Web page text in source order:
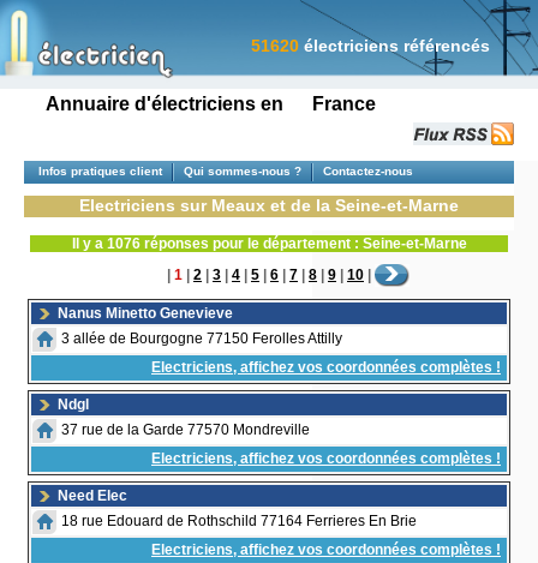
Annuaire d'électriciens en France
51620 électriciens référencés
Infos pratiques client Qui sommes-nous ? Contactez-nous
Electriciens sur Meaux et de la Seine-et-Marne
Il y a 1076 réponses pour le département : Seine-et-Marne
| 1 | 2 | 3 | 4 | 5 | 6 | 7 | 8 | 9 | 10 |
Nanus Minetto Genevieve
3 allée de Bourgogne 77150 Ferolles Attilly
Electriciens, affichez vos coordonnées complètes !
Ndgl
37 rue de la Garde 77570 Mondreville
Electriciens, affichez vos coordonnées complètes !
Need Elec
18 rue Edouard de Rothschild 77164 Ferrieres En Brie
Electriciens, affichez vos coordonnées complètes !